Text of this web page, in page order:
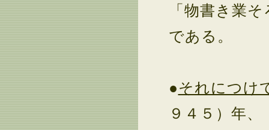
「物書き業
である。
●それにつけ
９４５）年